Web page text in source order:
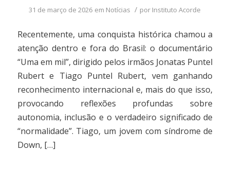
31 de março de 2026 em Notícias / por Instituto Acorde
Recentemente, uma conquista histórica chamou a
atenção dentro e fora do Brasil: o documentário
“Uma em mil”, dirigido pelos irmãos Jonatas Puntel
Rubert e Tiago Puntel Rubert, vem ganhando
reconhecimento internacional e, mais do que isso,
provocando reflexões profundas sobre
autonomia, inclusão e o verdadeiro significado de
“normalidade”. Tiago, um jovem com síndrome de
Down, […]